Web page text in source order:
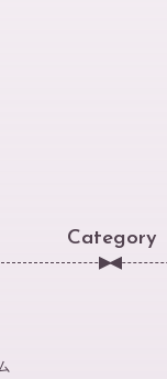
Category